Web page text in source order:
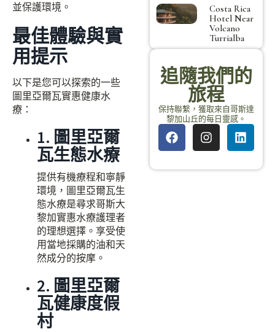
並保護環境。
最佳體驗與實
用提示
以下是您可以探索的一些
圖里亞爾瓦實惠健康水
療：
1. 圖里亞爾
瓦生態水療
提供有機療程和寧靜
環境，圖里亞爾瓦生
態水療是尋求哥斯大
黎加實惠水療護理者
的理想選擇。享受使
用當地採購的油和天
然成分的按摩。
2. 圖里亞爾
瓦健康度假
村
Costa Rica
Hotel Near
Volcano
Turrialba
追隨我們的
旅程
保持聯繫，獲取來自哥斯達
黎加山丘的每日靈感。